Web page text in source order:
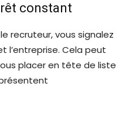
constant
recruteur, vous signalez
l’entreprise. Cela peut
placer en tête de liste